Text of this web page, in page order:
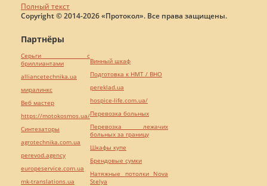
Полный текст
Copyright © 2014-2026 «Протокол». Все права защищены.
Партнёры
Серьги с
бриллиантами
alliancetechnika.ua
миралинкс
Веб мастер
https://motokosmos.ua/
Синтезаторы
agrotechnika.com.ua
perevod.agency
europeservice.com.ua
mk-translations.ua
Винный шкаф
Подготовка к НМТ / ВНО
pereklad.ua
hospice-life.com.ua/
Перевозка больных
Перевозка лежачих
больных за границу
Шкафы купе
Брендовые сумки
Натяжные потолки Nova
Stelya